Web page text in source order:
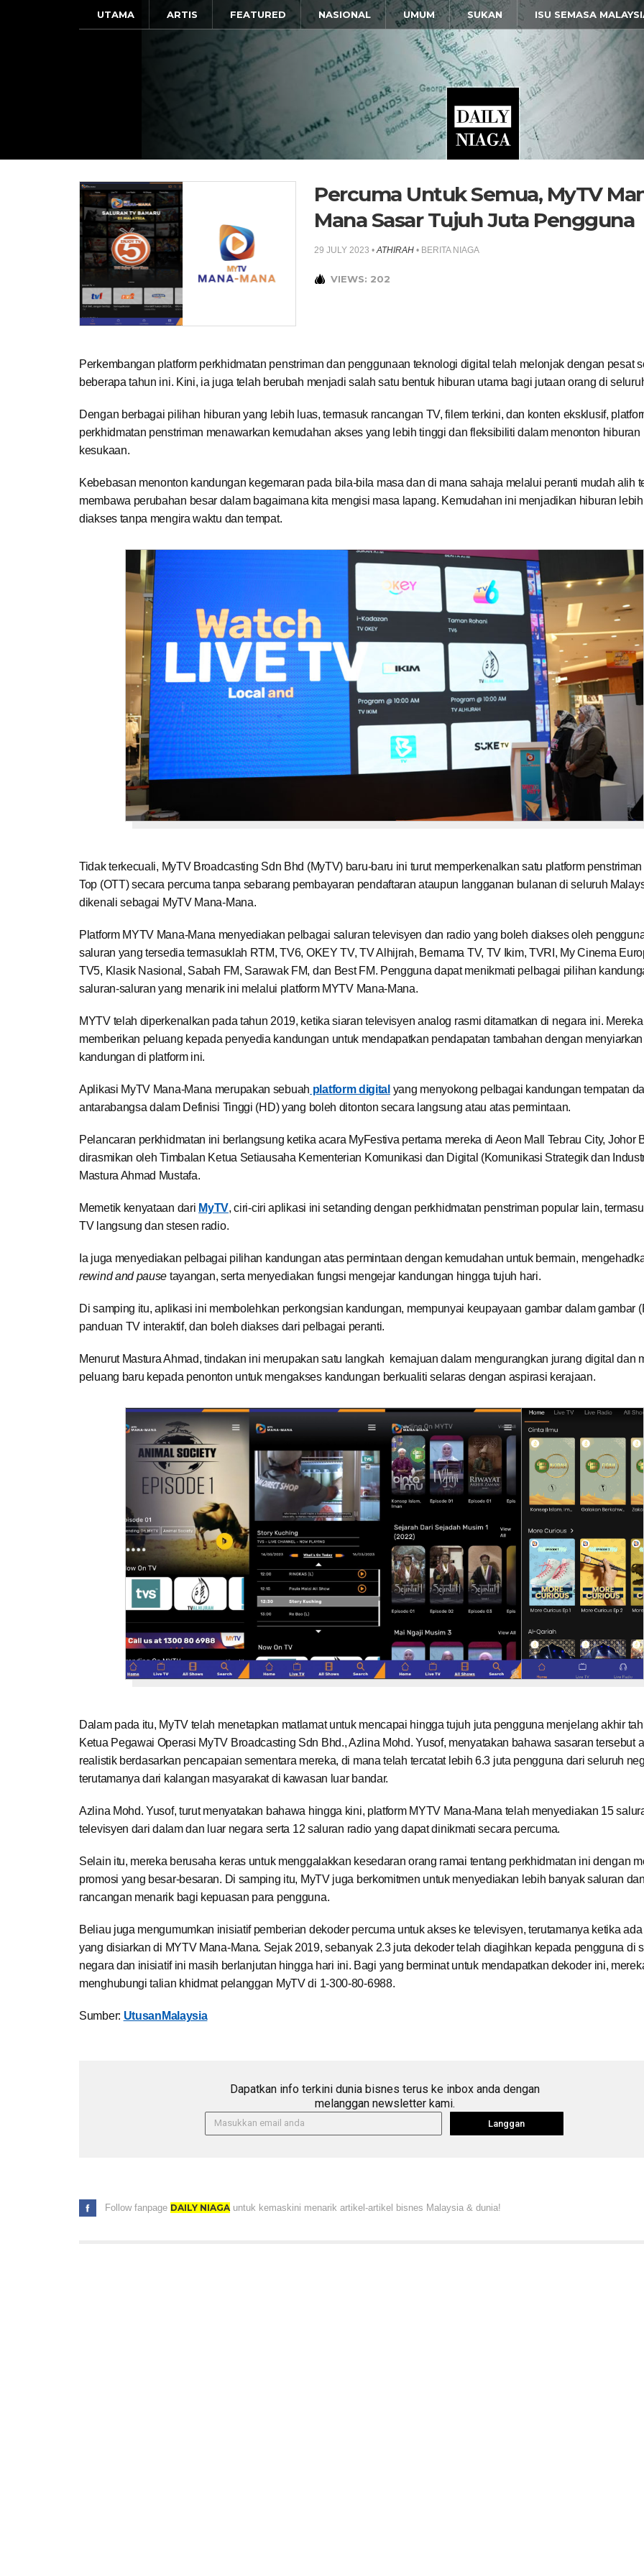
UTAMA ARTIS FEATURED NASIONAL UMUM SUKAN ISU SEMASA
Percuma Untuk Semua, MyTV
Mana Sasar Tujuh Juta Pengguna
29 JULY 2023 •ATHIRAH • BERITA NIAGA
VIEWS: 202
Perkembangan platform perkhidmatan penstriman dan penggunaan teknologi digital telah melonjak dengan pesat
beberapa tahun ini. Kini, ia juga telah berubah menjadi salah satu bentuk hiburan utama bagi jutaan orang di
Dengan berbagai pilihan hiburan yang lebih luas, termasuk rancangan TV, filem terkini, dan konten eksklusif,
perkhidmatan penstriman menawarkan kemudahan akses yang lebih tinggi dan fleksibiliti dalam menonton hiburan
kesukaan.
Kebebasan menonton kandungan kegemaran pada bila-bila masa dan di mana sahaja melalui peranti mudah alih
membawa perubahan besar dalam bagaimana kita mengisi masa lapang. Kemudahan ini menjadikan hiburan
diakses tanpa mengira waktu dan tempat.
Tidak terkecuali, MyTV Broadcasting Sdn Bhd (MyTV) baru-baru ini turut memperkenalkan satu platform penstriman
Top (OTT) secara percuma tanpa sebarang pembayaran pendaftaran ataupun langganan bulanan di seluruh
dikenali sebagai MyTV Mana-Mana.
Platform MYTV Mana-Mana menyediakan pelbagai saluran televisyen dan radio yang boleh diakses oleh
saluran yang tersedia termasuklah RTM, TV6, OKEY TV, TV Alhijrah, Bernama TV, TV Ikim, TVRI, My Cinema
TV5, Klasik Nasional, Sabah FM, Sarawak FM, dan Best FM. Pengguna dapat menikmati pelbagai pilihan
saluran-saluran yang menarik ini melalui platform MYTV Mana-Mana.
MYTV telah diperkenalkan pada tahun 2019, ketika siaran televisyen analog rasmi ditamatkan di negara ini. Mereka
memberikan peluang kepada penyedia kandungan untuk mendapatkan pendapatan tambahan dengan menyiarkan
kandungan di platform ini.
Aplikasi MyTV Mana-Mana merupakan sebuah platform digital yang menyokong pelbagai kandungan tempatan
antarabangsa dalam Definisi Tinggi (HD) yang boleh ditonton secara langsung atau atas permintaan.
Pelancaran perkhidmatan ini berlangsung ketika acara MyFestiva pertama mereka di Aeon Mall Tebrau City, Johor
dirasmikan oleh Timbalan Ketua Setiausaha Kementerian Komunikasi dan Digital (Komunikasi Strategik dan
Mastura Ahmad Mustafa.
Memetik kenyataan dari MyTV, ciri-ciri aplikasi ini setanding dengan perkhidmatan penstriman popular lain,
TV langsung dan stesen radio.
Ia juga menyediakan pelbagai pilihan kandungan atas permintaan dengan kemudahan untuk bermain,
rewind and pause tayangan, serta menyediakan fungsi mengejar kandungan hingga tujuh hari.
Di samping itu, aplikasi ini membolehkan perkongsian kandungan, mempunyai keupayaan gambar dalam gambar
panduan TV interaktif, dan boleh diakses dari pelbagai peranti.
Menurut Mastura Ahmad, tindakan ini merupakan satu langkah kemajuan dalam mengurangkan jurang digital dan
peluang baru kepada penonton untuk mengakses kandungan berkualiti selaras dengan aspirasi kerajaan.
Dalam pada itu, MyTV telah menetapkan matlamat untuk mencapai hingga tujuh juta pengguna menjelang akhir
Ketua Pegawai Operasi MyTV Broadcasting Sdn Bhd., Azlina Mohd. Yusof, menyatakan bahawa sasaran tersebut
realistik berdasarkan pencapaian sementara mereka, di mana telah tercatat lebih 6.3 juta pengguna dari seluruh
terutamanya dari kalangan masyarakat di kawasan luar bandar.
Azlina Mohd. Yusof, turut menyatakan bahawa hingga kini, platform MYTV Mana-Mana telah menyediakan 15
televisyen dari dalam dan luar negara serta 12 saluran radio yang dapat dinikmati secara percuma.
Selain itu, mereka berusaha keras untuk menggalakkan kesedaran orang ramai tentang perkhidmatan ini dengan
promosi yang besar-besaran. Di samping itu, MyTV juga berkomitmen untuk menyediakan lebih banyak saluran dan
rancangan menarik bagi kepuasan para pengguna.
Beliau juga mengumumkan inisiatif pemberian dekoder percuma untuk akses ke televisyen, terutamanya ketika
yang disiarkan di MYTV Mana-Mana. Sejak 2019, sebanyak 2.3 juta dekoder telah diagihkan kepada pengguna di
negara dan inisiatif ini masih berlanjutan hingga hari ini. Bagi yang berminat untuk mendapatkan dekoder ini,
menghubungi talian khidmat pelanggan MyTV di 1-300-80-6988.
Sumber: UtusanMalaysia
Dapatkan info terkini dunia bisnes terus ke inbox anda dengan
melanggan newsletter kami.
Langgan
Follow fanpage DAILY NIAGA untuk kemaskini menarik artikel-artikel bisnes Malaysia & dunia!